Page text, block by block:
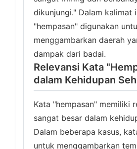
dikunjungi." Dalam kalimat
"hempasan" digunakan
menggambarkan daerah
dampak dari badai.
Relevansi Kata
dalam Kehidupan
Kata "hempasan" memiliki
sangat besar dalam
Dalam beberapa kasus,
untuk menggambarkan